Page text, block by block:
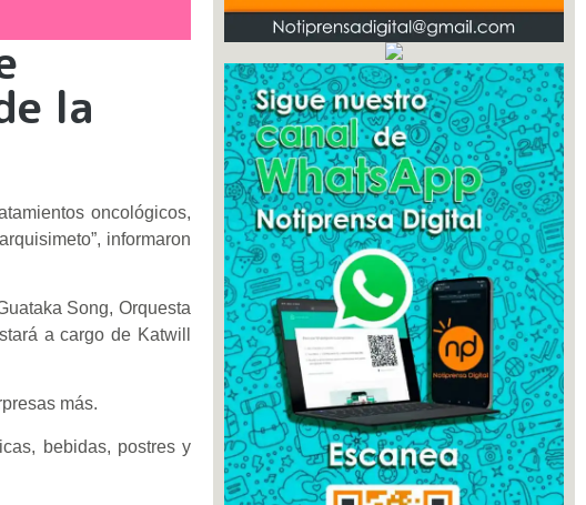
la
oncológicos,
informaron
Song, Orquesta
a cargo de Katwill
más.
bebidas, postres y